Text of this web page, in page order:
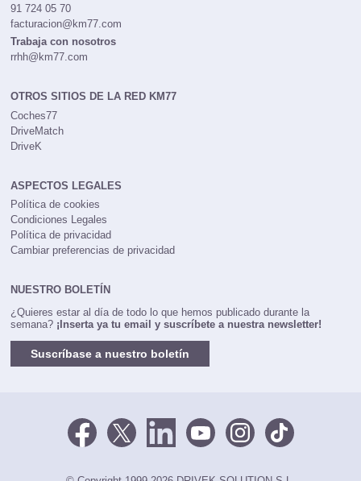
91 724 05 70
facturacion@km77.com
Trabaja con nosotros
rrhh@km77.com
OTROS SITIOS DE LA RED KM77
Coches77
DriveMatch
DriveK
ASPECTOS LEGALES
Política de cookies
Condiciones Legales
Política de privacidad
Cambiar preferencias de privacidad
NUESTRO BOLETÍN
¿Quieres estar al día de todo lo que hemos publicado durante la
semana? ¡Inserta ya tu email y suscríbete a nuestra newsletter!
Suscríbase a nuestro boletín